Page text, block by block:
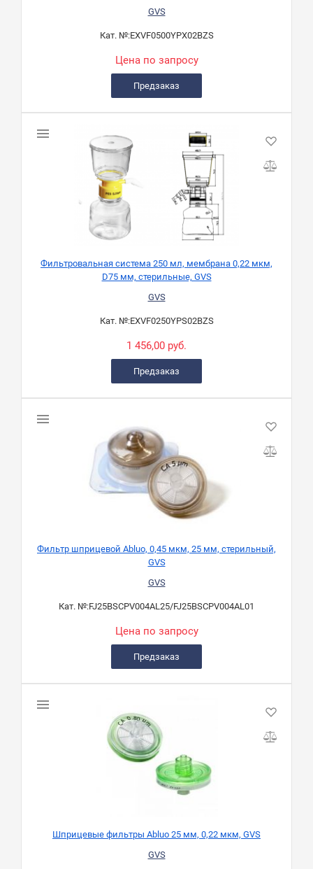
GVS
Кат. №:EXVF0500YPX02BZS
Цена по запросу
Предзаказ
Фильтровальная система 250 мл, мембрана 0,22 мкм,
D75 мм, стерильные, GVS
GVS
Кат. №:EXVF0250YPS02BZS
1 456,00 руб.
Предзаказ
Фильтр шприцевой Abluo, 0,45 мкм, 25 мм, стерильный,
GVS
GVS
Кат. №:FJ25BSCPV004AL25/FJ25BSCPV004AL01
Цена по запросу
Предзаказ
Шприцевые фильтры Abluo 25 мм, 0,22 мкм, GVS
GVS